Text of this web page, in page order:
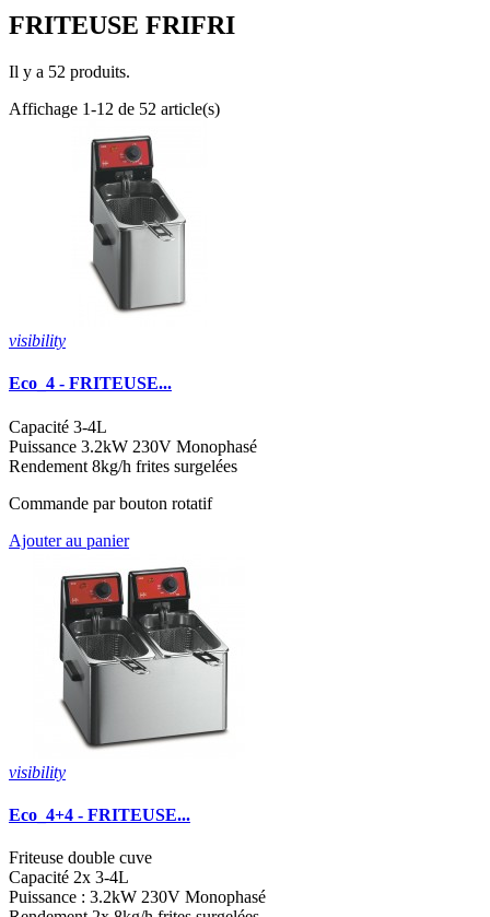
FRITEUSE FRIFRI
Il y a 52 produits.
Affichage 1-12 de 52 article(s)
visibility
Eco_4 - FRITEUSE...
Capacité 3-4L
Puissance 3.2kW 230V Monophasé
Rendement 8kg/h frites surgelées
Commande par bouton rotatif
Ajouter au panier
visibility
Eco_4+4 - FRITEUSE...
Friteuse double cuve
Capacité 2x 3-4L
Puissance : 3.2kW 230V Monophasé